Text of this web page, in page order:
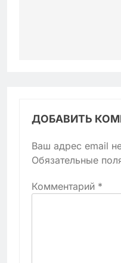
ДОБАВИТЬ
Ваш адрес email
Обязательные
Комментарий *